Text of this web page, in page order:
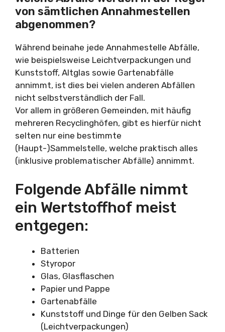
von sämtlichen Annahmestellen
abgenommen?
Während beinahe jede Annahmestelle Abfälle,
wie beispielsweise Leichtverpackungen und
Kunststoff, Altglas sowie Gartenabfälle
annimmt, ist dies bei vielen anderen Abfällen
nicht selbstverständlich der Fall.
Vor allem in größeren Gemeinden, mit häufig
mehreren Recyclinghöfen, gibt es hierfür nicht
selten nur eine bestimmte
(Haupt-)Sammelstelle, welche praktisch alles
(inklusive problematischer Abfälle) annimmt.
Folgende Abfälle nimmt
ein Wertstoffhof meist
entgegen:
Batterien
Styropor
Glas, Glasflaschen
Papier und Pappe
Gartenabfälle
Kunststoff und Dinge für den Gelben Sack
(Leichtverpackungen)